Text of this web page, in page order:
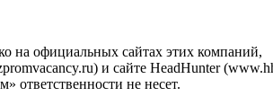
на официальных сайтах этих компаний,
и сайте HeadHunter
ответственности не несет.